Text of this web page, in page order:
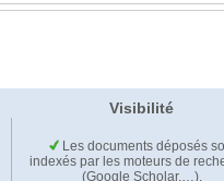
Visibilité
Les documents déposés
indexés par les moteurs de
(Google Scholar,…).